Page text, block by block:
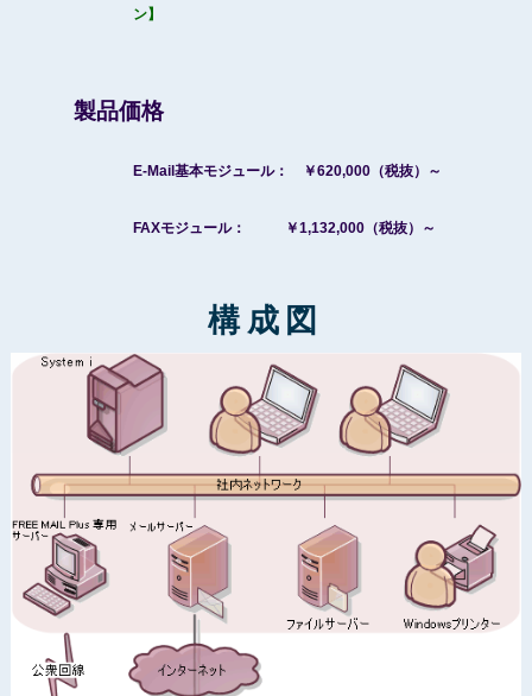
ン】
製品価格
E-Mail基本モジュール： ￥620,000（税抜）～
FAXモジュール： ￥1,132,000（税抜）～
構成図